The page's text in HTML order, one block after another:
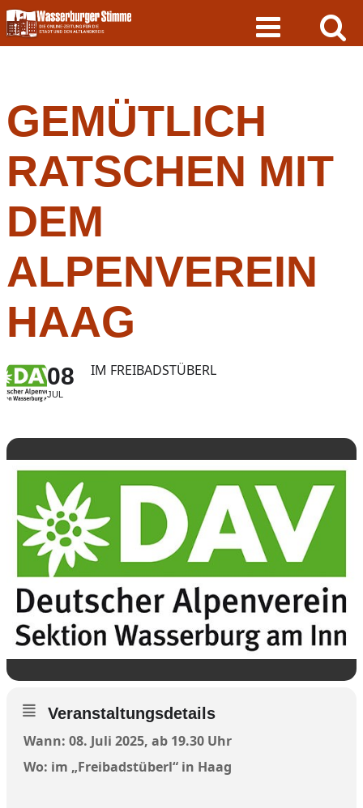
Skip
to
content
GEMÜTLICH
RATSCHEN MIT
DEM
ALPENVEREIN
HAAG
08
JUL
IM FREIBADSTÜBERL
Veranstaltungsdetails
Wann: 08. Juli 2025, ab 19.30 Uhr
Wo: im „Freibadstüberl“ in Haag